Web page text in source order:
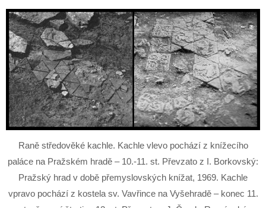
Raně středověké kachle. Kachle vlevo pochází z knížecího
paláce na Pražském hradě – 10.-11. st. Převzato z I. Borkovský:
Pražský hrad v době přemyslovských knížat, 1969. Kachle
vpravo pochází z kostela sv. Vavřince na Vyšehradě – konec 11.